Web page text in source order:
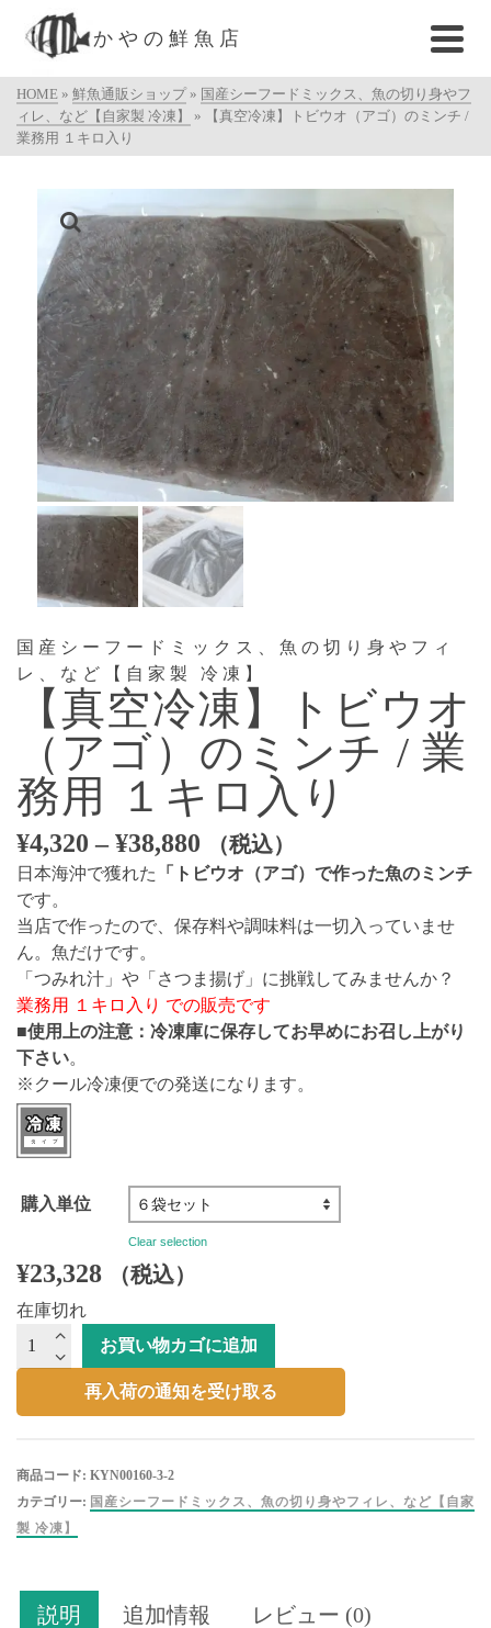
かやの鮮魚店
HOME » 鮮魚通販ショップ » 国産シーフードミックス、魚の切り身やフ
ィレ、など【自家製 冷凍】
»
【真空冷凍】トビウオ（アゴ）のミンチ /
業務用 １キロ入り
国産シーフードミックス、魚の切り身やフィ
レ、など【自家製 冷凍】
【真空冷凍】トビウオ
（アゴ）のミンチ / 業
務用 １キロ入り
¥4,320 –¥38,880 価
格
¥4,320
¥38,880
（税込）
日本海沖で獲れた
「トビウオ（アゴ）で作った魚のミンチ
です。
当店で作ったので、保存料や調味料は一切入っていませ
ん。魚だけです。
「つみれ汁」や「さつま揚げ」に挑戦してみませんか？
業務用 １キロ入り での販売です
■使用上の注意：冷凍庫に保存してお早めにお召し上がり
下さい。
※クール冷凍便での発送になります。
購入単位
Clear selection
¥23,328 （税込）
在庫切れ
【真
凍】
ビ
ウ
オ
お買い物カゴに追加
再入荷の通知を受け取る
商品コード: KYN00160-3-2
カテゴリー: 国産シーフードミックス、魚の切り身やフィレ、など【自家
製 冷凍】
説明 追加情報 レビュー (0)